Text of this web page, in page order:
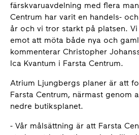
färskvaruavdelning med flera
Centrum har varit en handels-
år och vi tror starkt på platsen.
emot att möta både nya och
kommenterar Christopher
Ica Kvantum i Farsta Centrum.
Atrium Ljungbergs planer är att
Farsta Centrum, närmast genom
nedre butiksplanet.
- Vår målsättning är att Farsta